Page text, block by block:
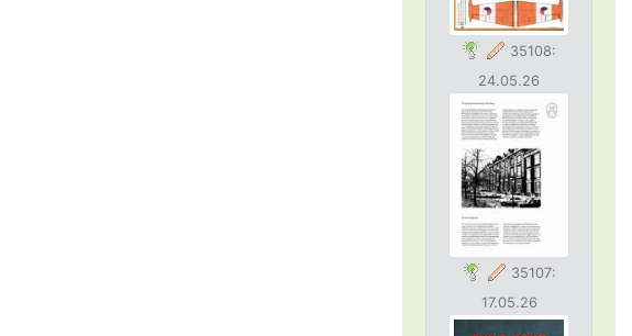
35108:
24.05.26
35107:
17.05.26